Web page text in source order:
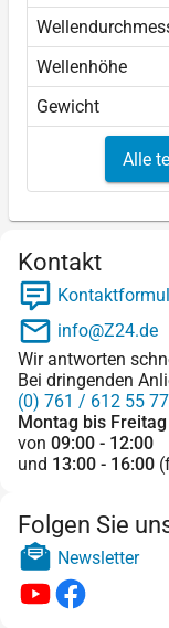
Wellenhöhe
Gewicht
Alle
Kontakt
info@Z24.de
Wir antworten
Bei dringenden
(0) 761 / 612 55
Montag bis Freitag
von 09:00 - 12:00
und 13:00 - 16:00
Folgen Sie
Newsletter